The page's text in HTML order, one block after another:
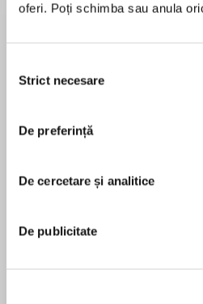
oferi. Poți schimba sau anula
consimțământului
Strict necesare
De preferință
De cercetare și analitice
De publicitate
‘The game isn’t what it
The game isn’t quite
game doesn’t always
television think it does.
that is coming from
Ever wondered what
MAI MULT
În acest moment nu